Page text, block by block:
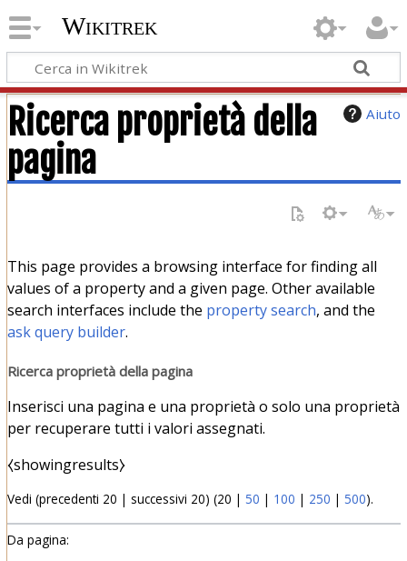
Wikitrek
Aiuto
Ricerca proprietà della
pagina
This page provides a browsing interface for finding all
values of a property and a given page. Other available
search interfaces include the property search, and the
ask query builder.
Ricerca proprietà della pagina
Inserisci una pagina e una proprietà o solo una proprietà
per recuperare tutti i valori assegnati.
⧼showingresults⧽
Vedi (precedenti 20 | successivi 20) (20 | 50 | 100 | 250 | 500).
Da pagina: